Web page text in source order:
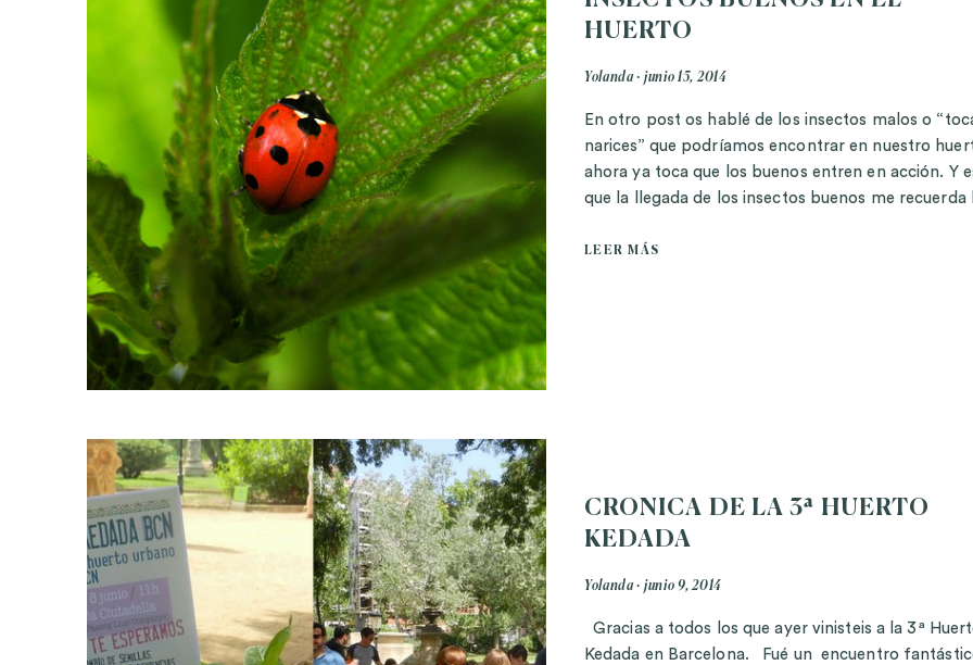
HUERTO
Yolanda junio 15, 2014
En otro post os hablé de los insectos malos o
narices” que podríamos encontrar en nuestro
ahora ya toca que los buenos entren en acción. Y
que la llegada de los insectos buenos me recuerda
LEER MÁS
CRONICA DE LA 3ª HUERTO
KEDADA
Yolanda junio 9, 2014
Gracias a todos los que ayer vinisteis a la 3ª
Kedada en Barcelona. Fué un encuentro